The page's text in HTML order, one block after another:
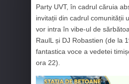
Party UVT, în cadrul căruia
invitații din cadrul comunității
vor intra în vibe-ul de
RaulL și DJ Robastien (de la
fantastica voce a vedetei
ora 22).